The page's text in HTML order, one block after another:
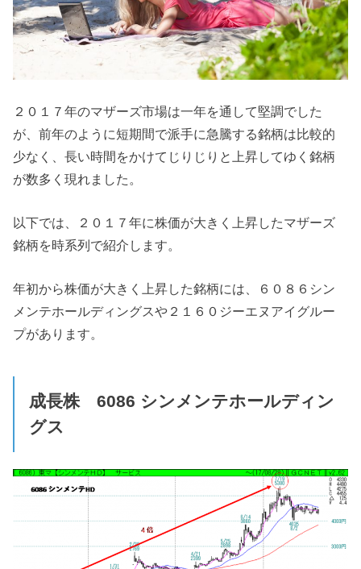
２０１７年のマザーズ市場は一年を通して堅調でした
が、前年のように短期間で派手に急騰する銘柄は比較的
少なく、長い時間をかけてじりじりと上昇してゆく銘柄
が数多く現れました。
以下では、２０１７年に株価が大きく上昇したマザーズ
銘柄を時系列で紹介します。
年初から株価が大きく上昇した銘柄には、６０８６シン
メンテホールディングスや２１６０ジーエヌアイグルー
プがあります。
成長株 6086 シンメンテホールディン
グス